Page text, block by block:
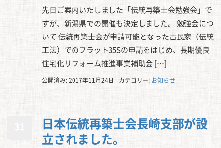
先日ご案内いたしました「伝統再築士会勉強会」で
すが、新潟県での開催も決定しました。 勉強会につ
いて 伝統再築士会が申請可能となった古民家（伝統
工法）でのフラット35Sの申請をはじめ、長期優良
住宅化リフォーム推進事業補助金 […]
公開済み: 2017年11月24日 カテゴリー: お知らせ
日本伝統再築士会長崎支部が設
立されました。